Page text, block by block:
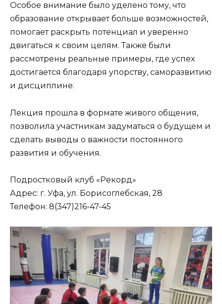
Особое внимание было уделено тому, что
образование открывает больше возможностей,
помогает раскрыть потенциал и уверенно
двигаться к своим целям. Также были
рассмотрены реальные примеры, где успех
достигается благодаря упорству, саморазвитию
и дисциплине.
Лекция прошла в формате живого общения,
позволила участникам задуматься о будущем и
сделать выводы о важности постоянного
развития и обучения.
Подростковый клуб «Рекорд»
Адрес: г. Уфа, ул. Борисоглебская, 28
Телефон: 8(347)216-47-45